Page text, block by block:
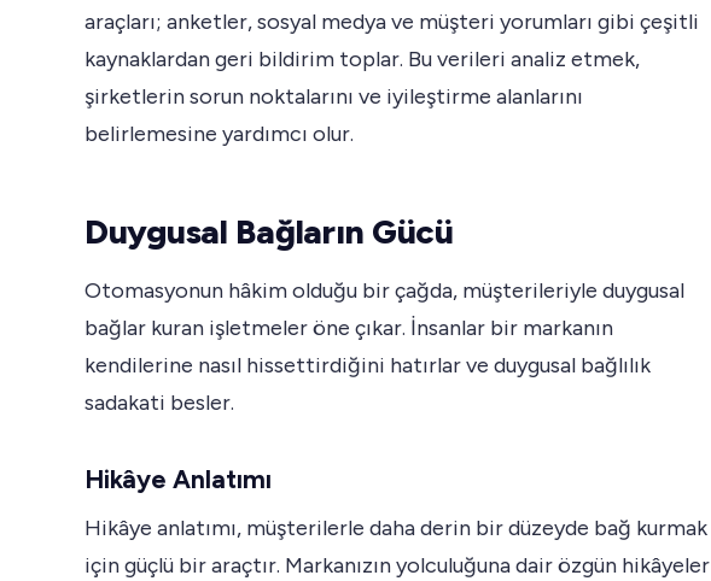
araçları; anketler, sosyal medya ve müşteri yorumları gibi çeşitli
kaynaklardan geri bildirim toplar. Bu verileri analiz etmek,
şirketlerin sorun noktalarını ve iyileştirme alanlarını
belirlemesine yardımcı olur.
Duygusal Bağların Gücü
Otomasyonun hâkim olduğu bir çağda, müşterileriyle duygusal
bağlar kuran işletmeler öne çıkar. İnsanlar bir markanın
kendilerine nasıl hissettirdiğini hatırlar ve duygusal bağlılık
sadakati besler.
Hikâye Anlatımı
Hikâye anlatımı, müşterilerle daha derin bir düzeyde bağ kurmak
için güçlü bir araçtır. Markanızın yolculuğuna dair özgün hikâyeler